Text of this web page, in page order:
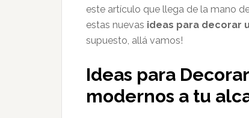
este artículo que llega de la mano
estas nuevas ideas para decorar
supuesto, allá vamos!
Ideas para
modernos a tu